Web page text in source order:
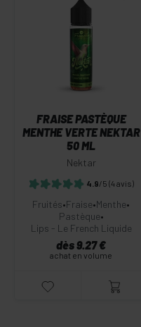
FRAISE PASTÈQUE
MENTHE VERTE NEKTAR
50 ML
Nektar
4.9/5 (4 avis)
Fruités•Fraise•Menthe•
Pastèque•
Lips - Le French Liquide
dès 9.27 €
achat en volume